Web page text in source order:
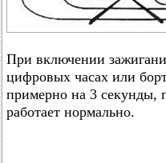
При включении
цифровых часах или
примерно на 3 секунды,
работает нормально.